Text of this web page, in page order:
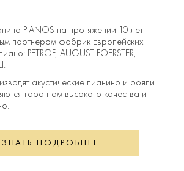
PIANOS на протяжении 10 лет
партнером фабрик Европейских
PETROF, AUGUST FOERSTER,
акустические пианино и рояли
гарантом высокого качества и
ПОДРОБНЕЕ